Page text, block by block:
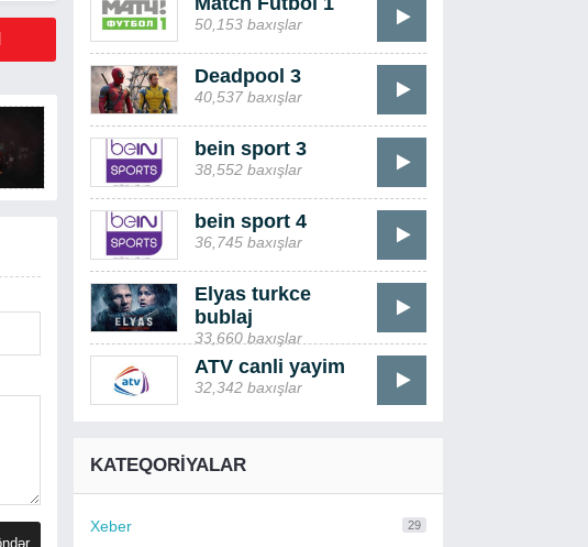
50,153 baxışlar
Deadpool 3
40,537 baxışlar
bein sport 3
38,552 baxışlar
bein sport 4
36,745 baxışlar
Elyas turkce
bublaj
33,660 baxışlar
ATV canli yayim
32,342 baxışlar
KATEQORIYALAR
Xeber 29